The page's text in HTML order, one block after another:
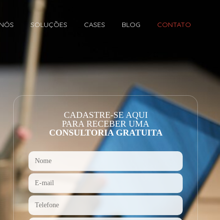
SOLUÇÕES CASES BLOG CONTATO
CADASTRE-SE AQUI
PARA RECEBER UMA
CONSULTORIA GRATUITA